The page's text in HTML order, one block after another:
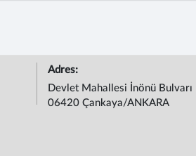
Adres:
Devlet Mahallesi İnönü Bulvarı
06420 Çankaya/ANKARA